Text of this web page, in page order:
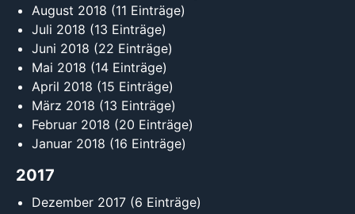
August 2018 (11 Einträge)
Juli 2018 (13 Einträge)
Juni 2018 (22 Einträge)
Mai 2018 (14 Einträge)
April 2018 (15 Einträge)
März 2018 (13 Einträge)
Februar 2018 (20 Einträge)
Januar 2018 (16 Einträge)
2017
Dezember 2017 (6 Einträge)